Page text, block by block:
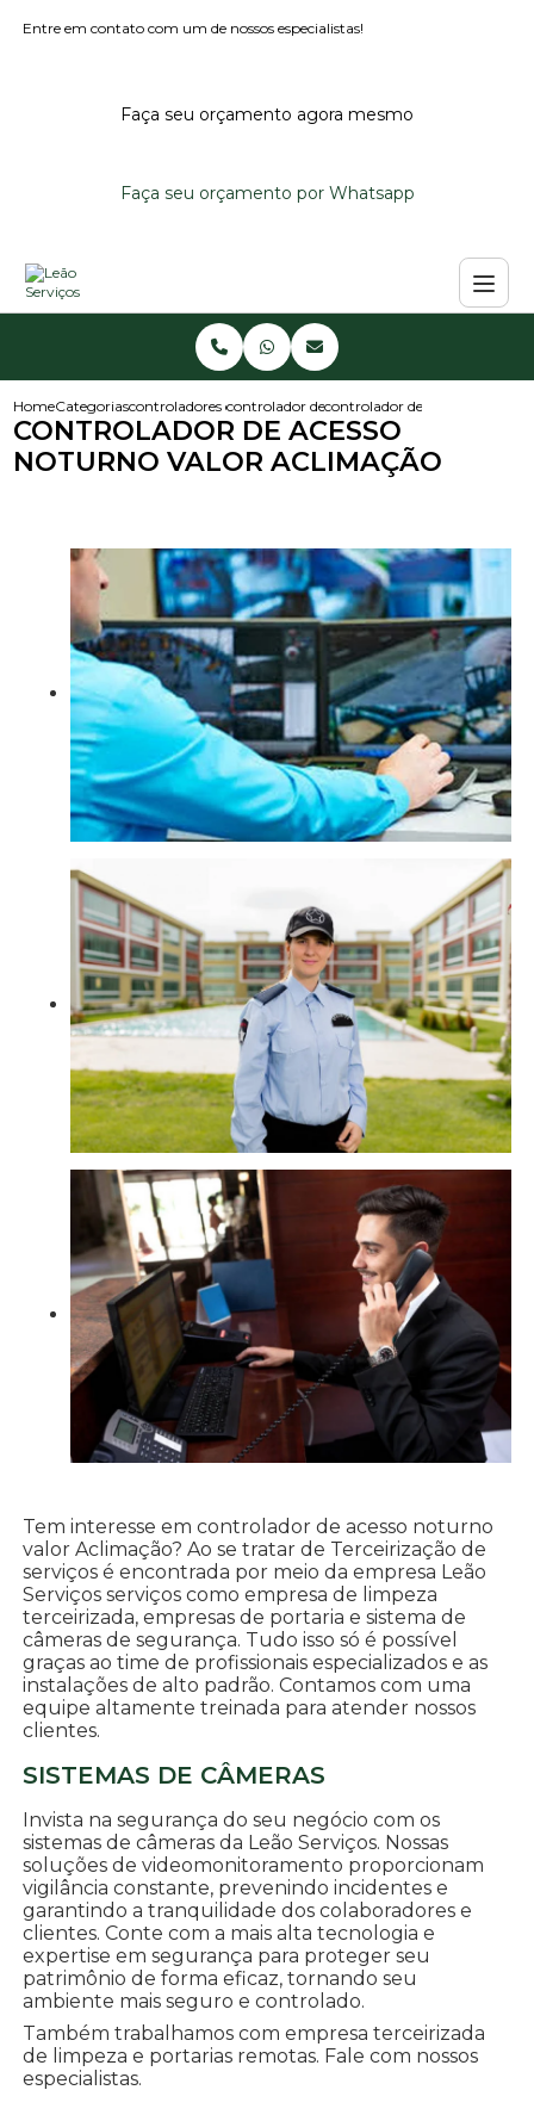
Entre em contato com um de nossos especialistas!
Faça seu orçamento agora mesmo
Faça seu orçamento por Whatsapp
HomeCategoriascontroladores de acessocontrolador de acesso para condominio
controlador de acesso
CONTROLADOR DE ACESSO
NOTURNO VALOR ACLIMAÇÃO
Tem interesse em controlador de acesso noturno
valor Aclimação? Ao se tratar de Terceirização de
serviços é encontrada por meio da empresa Leão
Serviços serviços como empresa de limpeza
terceirizada, empresas de portaria e sistema de
câmeras de segurança. Tudo isso só é possível
graças ao time de profissionais especializados e as
instalações de alto padrão. Contamos com uma
equipe altamente treinada para atender nossos
clientes.
SISTEMAS DE CÂMERAS
Invista na segurança do seu negócio com os
sistemas de câmeras da Leão Serviços. Nossas
soluções de videomonitoramento proporcionam
vigilância constante, prevenindo incidentes e
garantindo a tranquilidade dos colaboradores e
clientes. Conte com a mais alta tecnologia e
expertise em segurança para proteger seu
patrimônio de forma eficaz, tornando seu
ambiente mais seguro e controlado.
Também trabalhamos com empresa terceirizada
de limpeza e portarias remotas. Fale com nossos
especialistas.